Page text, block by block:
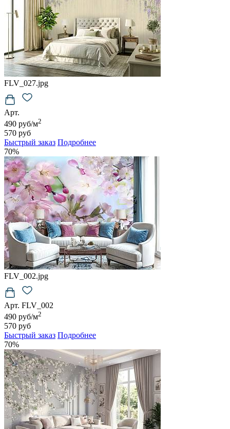
FLV_027.jpg
Арт.
490 руб/м2
570 руб
Быстрый заказ Подробнее
70%
FLV_002.jpg
Арт. FLV_002
490 руб/м2
570 руб
Быстрый заказ Подробнее
70%